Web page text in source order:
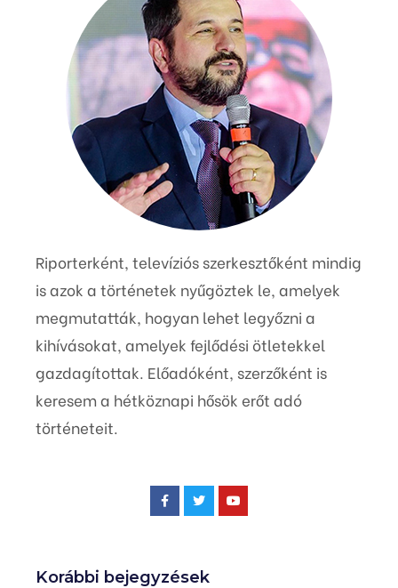
Riporterként, televíziós szerkesztőként mindig
is azok a történetek nyűgöztek le, amelyek
megmutatták, hogyan lehet legyőzni a
kihívásokat, amelyek fejlődési ötletekkel
gazdagítottak. Előadóként, szerzőként is
keresem a hétköznapi hősök erőt adó
történeteit.
Korábbi bejegyzések